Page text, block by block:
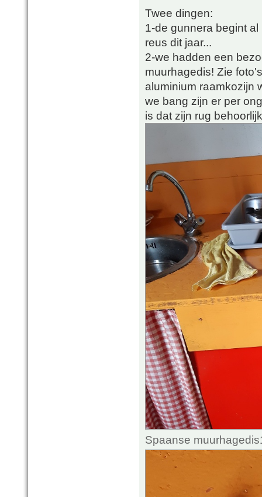
Twee dingen:
1-de gunnera begint
reus dit jaar...
2-we hadden een
muurhagedis! Zie
aluminium raamkozijn
we bang zijn er per
is dat zijn rug
Spaanse